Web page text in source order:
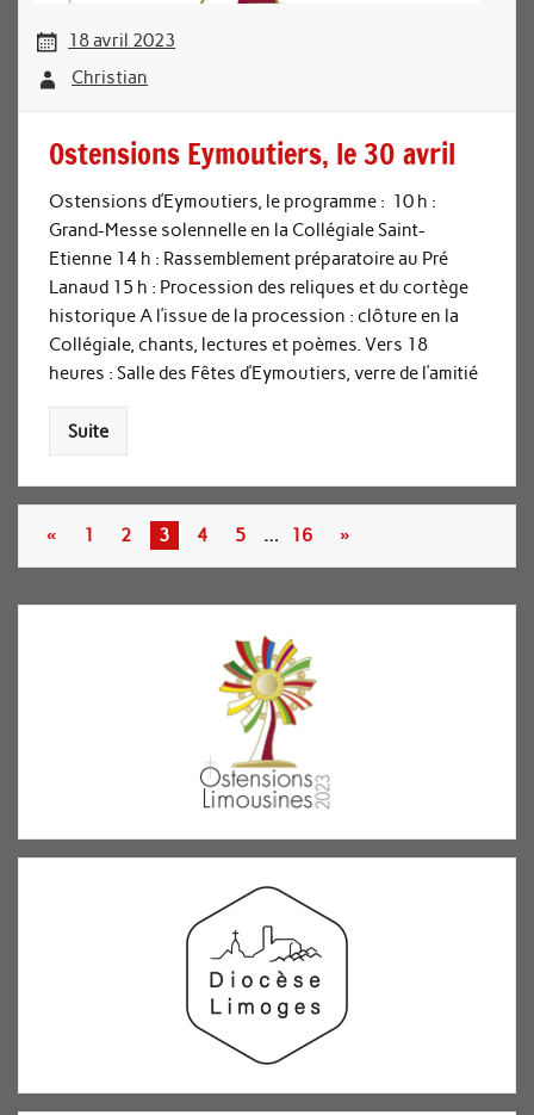
18 avril 2023
Christian
Ostensions Eymoutiers, le 30 avril
Ostensions d’Eymoutiers, le programme : 10 h :
Grand-Messe solennelle en la Collégiale Saint-
Etienne 14 h : Rassemblement préparatoire au Pré
Lanaud 15 h : Procession des reliques et du cortège
historique A l’issue de la procession : clôture en la
Collégiale, chants, lectures et poèmes. Vers 18
heures : Salle des Fêtes d’Eymoutiers, verre de l’amitié
Suite
« 1 2 3 4 5 … 16 »